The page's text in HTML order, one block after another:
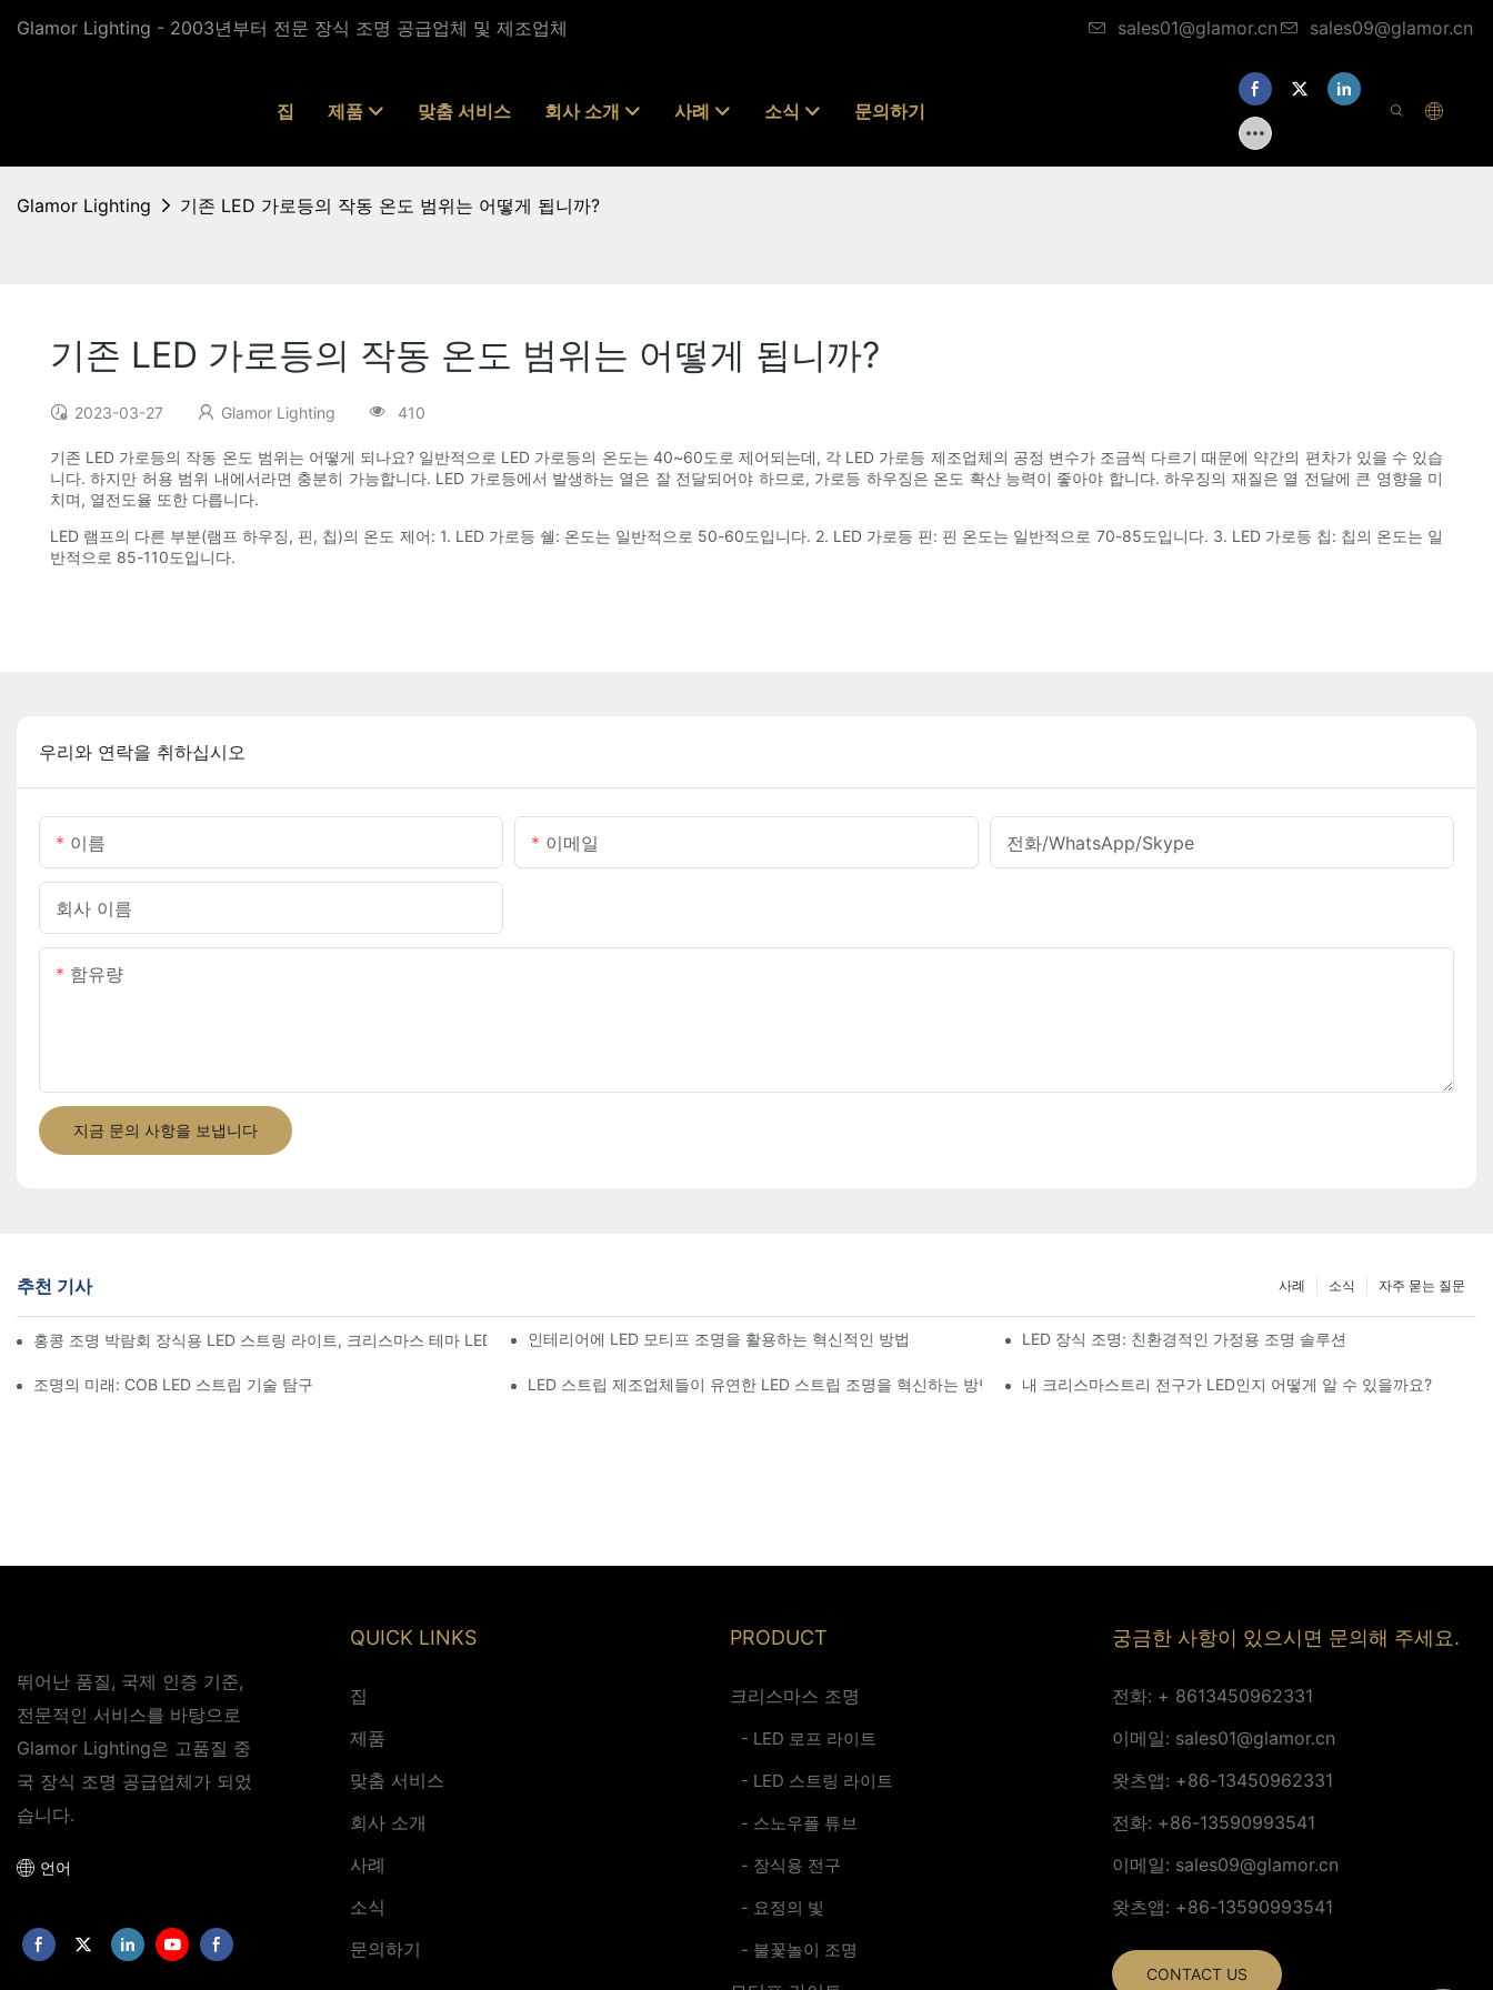
Glamor Lighting - 2003년부터 전문 장식 조명 공급업체 및 제조업체 sales01@glamor.cn sales09@glamor.cn
집 제품 맞춤 서비스 회사 소개 사례 소식 문의하기
Glamor Lighting 기존 LED 가로등의 작동 온도 범위는 어떻게 됩니까?
기존 LED 가로등의 작동 온도 범위는 어떻게 됩니까?
2023-03-27 Glamor Lighting 410
기존 LED 가로등의 작동 온도 범위는 어떻게 되나요? 일반적으로 LED 가로등의 온도는 40~60도로 제어되는데, 각 LED 가로등 제조업체의 공정 변수가 조금씩 다르기 때문에 약간의 편차가 있을 수 있습
니다. 하지만 허용 범위 내에서라면 충분히 가능합니다. LED 가로등에서 발생하는 열은 잘 전달되어야 하므로, 가로등 하우징은 온도 확산 능력이 좋아야 합니다. 하우징의 재질은 열 전달에 큰 영향을 미
치며, 열전도율 또한 다릅니다.
LED 램프의 다른 부분(램프 하우징, 핀, 칩)의 온도 제어: 1. LED 가로등 쉘: 온도는 일반적으로 50-60도입니다. 2. LED 가로등 핀: 핀 온도는 일반적으로 70-85도입니다. 3. LED 가로등 칩: 칩의 온도는 일
반적으로 85-110도입니다.
우리와 연락을 취하십시오
이름 이메일 전화/WhatsApp/Skype
회사 이름
함유량
지금 문의 사항을 보냅니다
추천 기사 자주 묻는 질문
소식
사례
홍콩 조명 박람회 장식용 LED 스트링 라이트, 크리스마스 테마 LED 조명, 2D+3D 디자인, 야외용, CE 인증, SAA 인증, UKCA 인증 제품
인테리어에 LED 모티프 조명을 활용하는 혁신적인 방법 LED 장식 조명: 친환경적인 가정용 조명 솔루션
조명의 미래: COB LED 스트립 기술 탐구 LED 스트립 제조업체들이 유연한 LED 스트립 조명을 혁신하는 방법 내 크리스마스트리 전구가 LED인지 어떻게 알 수 있을까요?
뛰어난 품질, 국제 인증 기준,
전문적인 서비스를 바탕으로
Glamor Lighting은 고품질 중
국 장식 조명 공급업체가 되었
습니다.
언어
QUICK LINKS
집
제품
맞춤 서비스
회사 소개
사례
소식
문의하기
PRODUCT
크리스마스 조명
- LED 로프 라이트
- LED 스트링 라이트
- 스노우폴 튜브
- 장식용 전구
- 요정의 빛
- 불꽃놀이 조명
궁금한 사항이 있으시면 문의해 주세요.
전화: + 8613450962331
이메일: sales01@glamor.cn
왓츠앱: +86-13450962331
전화: +86-13590993541
이메일: sales09@glamor.cn
왓츠앱: +86-13590993541
CONTACT US